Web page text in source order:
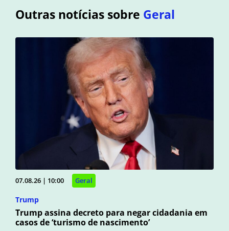
Outras notícias sobre Geral
07.08.26 | 10:00 Geral
Trump
Trump assina decreto para negar cidadania em
casos de ‘turismo de nascimento’